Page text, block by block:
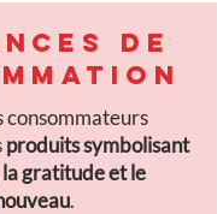
DE
consommateurs
produits symbolisant
gratitude et le
.